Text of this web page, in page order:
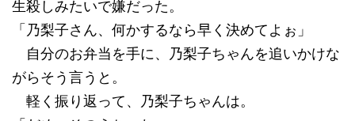
生殺しみたいで嫌だった。
「乃梨子さん、何かするなら早く決めてよぉ」
自分のお弁当を手に、乃梨子ちゃんを追いかけな
がらそう言うと。
軽く振り返って、乃梨子ちゃんは。